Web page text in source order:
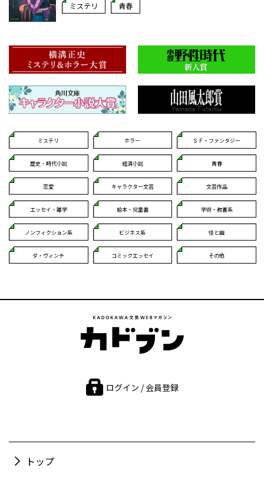
ミステリ 青春
ミステリ ホラー ＳＦ・ファンタジー
歴史・時代小説 経済小説 青春
恋愛 キャラクター文芸 文芸作品
エッセイ・雑学 絵本・児童書 学術・教養系
ノンフィクション系 ビジネス系 怪と幽
ダ・ヴィンチ コミックエッセイ その他
ログイン / 会員登録
トップ